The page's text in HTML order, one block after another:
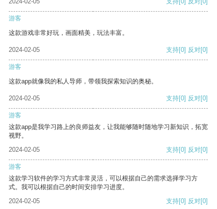
游客
这款游戏非常好玩，画面精美，玩法丰富。
2024-02-05 支持[0] 反对[0]
游客
这款app就像我的私人导师，带领我探索知识的奥秘。
2024-02-05 支持[0] 反对[0]
游客
这款app是我学习路上的良师益友，让我能够随时随地学习新知识，拓宽
视野。
2024-02-05
支持[0] 反对[0]
游客
这款学习软件的学习方式非常灵活，可以根据自己的需求选择学习方
式。我可以根据自己的时间安排学习进度。
2024-02-05
支持[0] 反对[0]